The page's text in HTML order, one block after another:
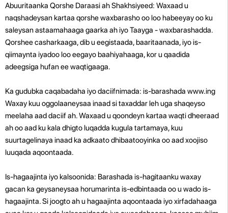
Abuuritaanka Qorshe Daraasi ah Shakhsiyeed: Waxaad u
naqshadeysan kartaa qorshe waxbarasho oo loo habeeyay oo ku
saleysan astaamahaaga gaarka ah iyo Taayga - waxbarashadda.
Qorshee casharkaaga, dib u eegistaada, baaritaanada, iyo is-
qiimaynta iyadoo loo eegayo baahiyahaaga, kor u qaadida
adeegsiga hufan ee waqtigaaga.
Ka gudubka caqabadaha iyo daciifnimada: is-barashada www.ing
Waxay kuu oggolaaneysaa inaad si taxaddar leh uga shaqeyso
meelaha aad daciif ah. Waxaad u qoondeyn kartaa waqti dheeraad
ah oo aad ku kala dhigto luqadda kugula tartamaya, kuu
suurtagelinaya inaad ka adkaato dhibaatooyinka oo aad xoojiso
luuqada aqoontaada.
Is-hagaajinta iyo kalsoonida: Barashada is-hagitaanku waxay
gacan ka geysaneysaa horumarinta is-edbintaada oo u wado is-
hagaajinta. Si joogto ah u hagaajinta aqoontaada iyo xirfadahaaga